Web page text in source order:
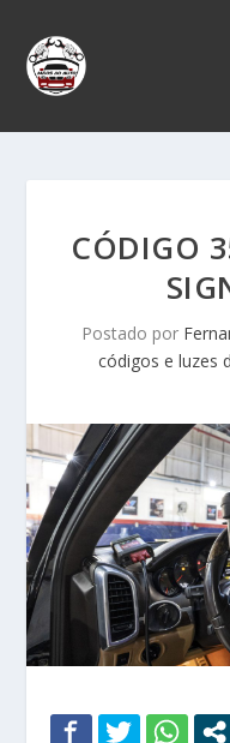
CÓDIGO
Postado por
códigos e luzes